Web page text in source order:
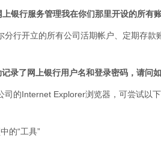
银行服务管理我在你们那里开设的所有
分行开立的所有公司活期帐户、定期存
录了网上银行用户名和登录密码，请问
司的Internet Explorer浏览器，可尝试以
的“工具”